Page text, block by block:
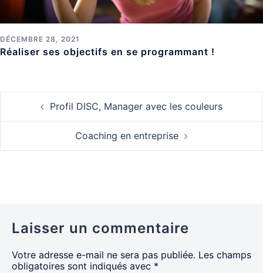
DÉCEMBRE 28, 2021
Réaliser ses objectifs en se programmant !
Navigation
d’articleProfil DISC, Manager avec les couleurs
Coaching en entreprise
Laisser un commentaire
Votre adresse e-mail ne sera pas publiée. Les champs
obligatoires sont indiqués avec *